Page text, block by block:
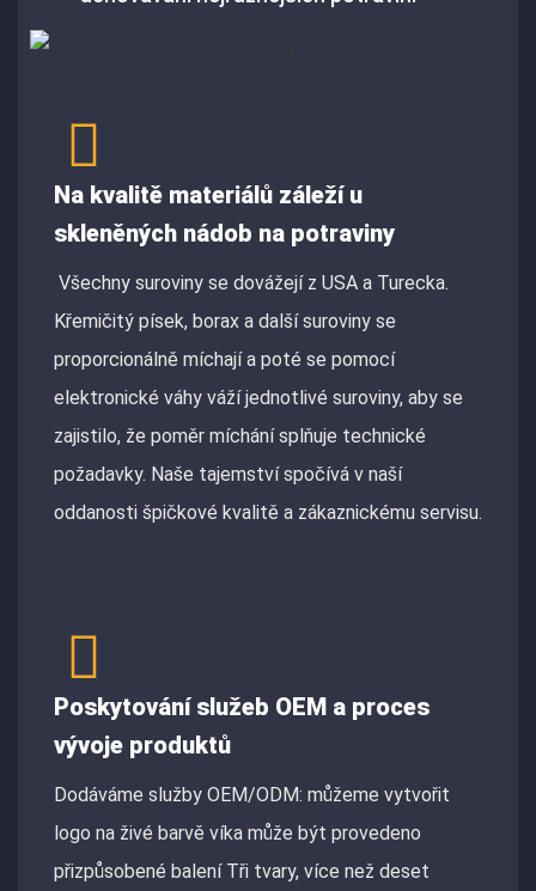
Na kvalitě materiálů záleží u
skleněných nádob na potraviny
Všechny suroviny se dovážejí z USA a Turecka.
Křemičitý písek, borax a další suroviny se
proporcionálně míchají a poté se pomocí
elektronické váhy váží jednotlivé suroviny, aby se
zajistilo, že poměr míchání splňuje technické
požadavky. Naše tajemství spočívá v naší
oddanosti špičkové kvalitě a zákaznickému servisu.
Poskytování služeb OEM a proces
vývoje produktů
Dodáváme služby OEM/ODM: můžeme vytvořit
logo na živé barvě víka může být provedeno
přizpůsobené balení Tři tvary, více než deset